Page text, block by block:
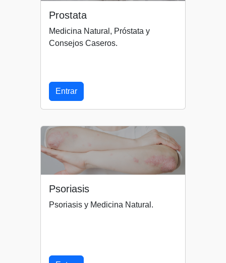
Prostata
Medicina Natural, Próstata y
Consejos Caseros.
Entrar
Psoriasis
Psoriasis y Medicina Natural.